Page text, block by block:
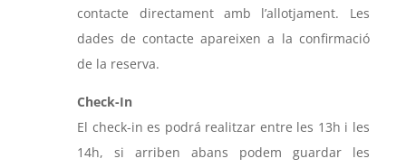
contacte directament amb l’allotjament. Les
dades de contacte apareixen a la confirmació
de la reserva.
Check-In
El check-in es podrá realitzar entre les 13h i les
14h, si arriben abans podem guardar les